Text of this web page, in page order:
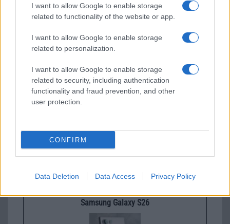
I want to allow Google to enable storage
related to functionality of the website or app.
I want to allow Google to enable storage
related to personalization.
I want to allow Google to enable storage
related to security, including authentication
functionality and fraud prevention, and other
user protection.
CONFIRM
Data Deletion Data Access Privacy Policy
Új és Használt GSM kiemelt ajánlatok
Apple iPhone 15 Pro Max
320.000 Ft (új)
Samsung Galaxy S26